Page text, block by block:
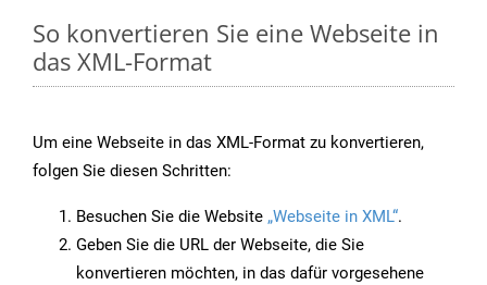
So konvertieren Sie eine Webseite in
das XML-Format
Um eine Webseite in das XML-Format zu konvertieren,
folgen Sie diesen Schritten:
Besuchen Sie die Website „Webseite in XML“.
Geben Sie die URL der Webseite, die Sie
konvertieren möchten, in das dafür vorgesehene